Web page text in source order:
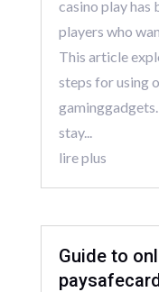
casino play has
players who
This article
steps for using
stay...
lire plus
Guide to